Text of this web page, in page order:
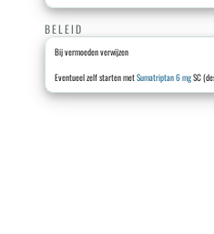
BELEID
Bij vermoeden verwijzen
Eventueel zelf starten metSumatriptan 6 mgSC